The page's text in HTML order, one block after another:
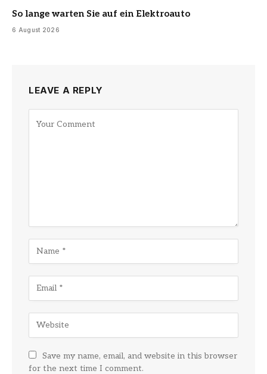
So lange warten Sie auf ein Elektroauto
6 August 2026
LEAVE A REPLY
Save my name, email, and website in this browser
for the next time I comment.